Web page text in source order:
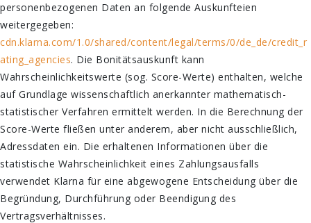
personenbezogenen Daten an folgende Auskunfteien
weitergegeben:
cdn.klarna.com/1.0/shared/content/legal/terms/0/de_de/credit_r
ating_agencies. Die Bonitätsauskunft kann
Wahrscheinlichkeitswerte (sog. Score-Werte) enthalten, welche
auf Grundlage wissenschaftlich anerkannter mathematisch-
statistischer Verfahren ermittelt werden. In die Berechnung der
Score-Werte fließen unter anderem, aber nicht ausschließlich,
Adressdaten ein. Die erhaltenen Informationen über die
statistische Wahrscheinlichkeit eines Zahlungsausfalls
verwendet Klarna für eine abgewogene Entscheidung über die
Begründung, Durchführung oder Beendigung des
Vertragsverhältnisses.